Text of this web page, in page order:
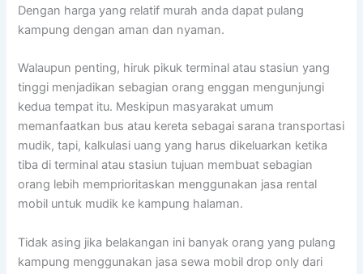
Dengan harga yang relatif murah anda dapat pulang
kampung dengan aman dan nyaman.
Walaupun penting, hiruk pikuk terminal atau stasiun yang
tinggi menjadikan sebagian orang enggan mengunjungi
kedua tempat itu. Meskipun masyarakat umum
memanfaatkan bus atau kereta sebagai sarana transportasi
mudik, tapi, kalkulasi uang yang harus dikeluarkan ketika
tiba di terminal atau stasiun tujuan membuat sebagian
orang lebih memprioritaskan menggunakan jasa rental
mobil untuk mudik ke kampung halaman.
Tidak asing jika belakangan ini banyak orang yang pulang
kampung menggunakan jasa sewa mobil drop only dari